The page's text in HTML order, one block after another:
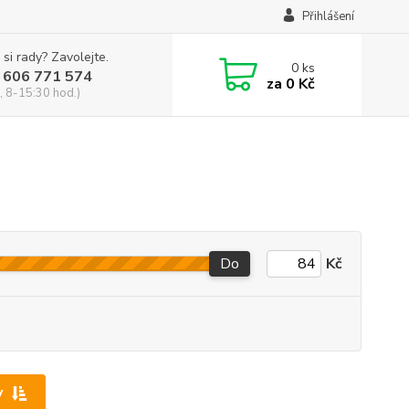
Přihlášení
rady? Zavolejte.
771 574
8-15:30 hod.)
0ks
za 0 Kč
Do Kč